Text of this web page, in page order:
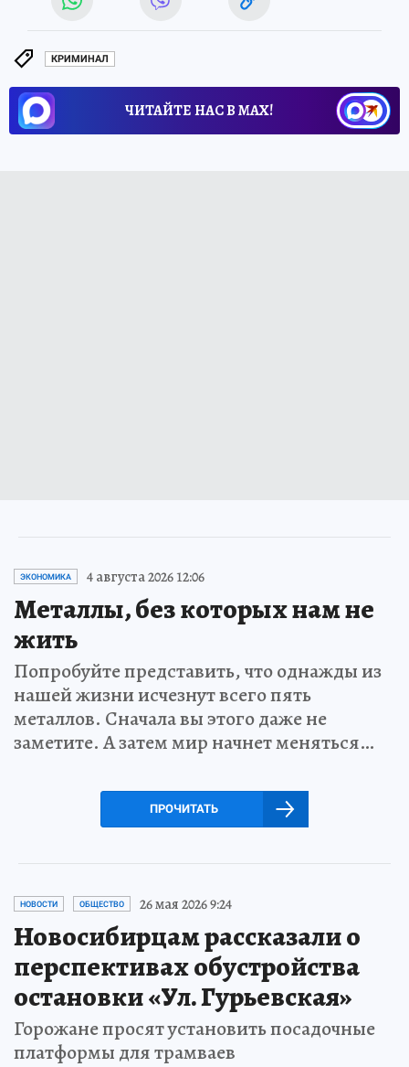
КРИМИНАЛ
ЧИТАЙТЕ НАС В МАХ!
ЭКОНОМИКА 4 августа 2026 12:06
Металлы, без которых нам не
жить
Попробуйте представить, что однажды из
нашей жизни исчезнут всего пять
металлов. Сначала вы этого даже не
заметите. А затем мир начнет меняться…
ПРОЧИТАТЬ
НОВОСТИ ОБЩЕСТВО 26 мая 2026 9:24
Новосибирцам рассказали о
перспективах обустройства
остановки «Ул. Гурьевская»
Горожане просят установить посадочные
платформы для трамваев